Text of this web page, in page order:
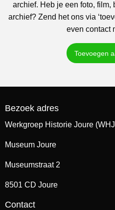
archief. Heb je een foto, film,
archief? Zend het ons via
even contact
Toevoegen
Bezoek adres
Werkgroep Historie Joure
Museum Joure
Museumstraat 2
8501 CD Joure
Contact